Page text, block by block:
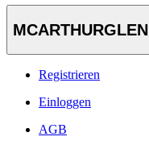
Registrieren
Einloggen
AGB